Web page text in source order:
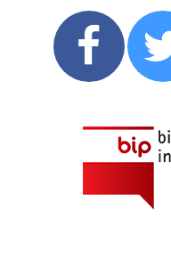
CHORZOWSKIE
CENTRUM
KULTURY
GRAJFKA